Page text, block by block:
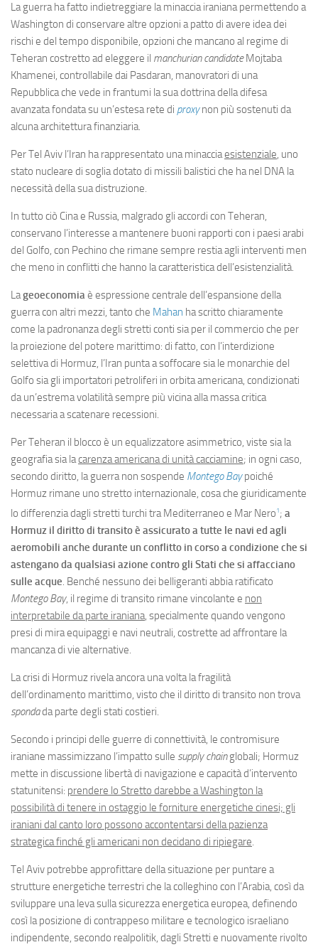
La guerra ha fatto indietreggiare la minaccia iraniana permettendo a
Washington di conservare altre opzioni a patto di avere idea dei
rischi e del tempo disponibile, opzioni che mancano al regime di
Teheran costretto ad eleggere il manchurian candidateMojtaba
Khamenei, controllabile dai Pasdaran, manovratori di una
Repubblica che vede in frantumi la sua dottrina della difesa
avanzata fondata su un’estesa rete di proxynon più sostenuti da
alcuna architettura finanziaria.
Per Tel Aviv l’Iran ha rappresentato una minacciaesistenziale, uno
stato nucleare di soglia dotato di missili balistici che ha nel DNA la
necessità della sua distruzione.
In tutto ciò Cina e Russia, malgrado gli accordi con Teheran,
conservano l’interesse a mantenere buoni rapporti con i paesi arabi
del Golfo, con Pechino che rimane sempre restia agli interventi men
che meno in conflitti che hanno la caratteristica dell’esistenzialità.
Lageoeconomiaè espressione centrale dell’espansione della
guerra con altri mezzi, tanto che Mahan ha scritto chiaramente
come la padronanza degli stretti conti sia per il commercio che per
la proiezione del potere marittimo: di fatto, con l’interdizione
selettiva di Hormuz, l’Iran punta a soffocare sia le monarchie del
Golfo sia gli importatori petroliferi in orbita americana, condizionati
da un’estrema volatilità sempre più vicina alla massa critica
necessaria a scatenare recessioni.
Per Teheran il blocco è un equalizzatore asimmetrico, viste sia la
geografia sia lacarenza americana di unità cacciamine; in ogni caso,
secondo diritto, la guerra non sospende Montego Baypoiché
Hormuz rimane uno stretto internazionale, cosa che giuridicamente
lo differenzia dagli stretti turchi tra Mediterraneo e Mar Nero1; a
Hormuz il diritto di transito è assicurato a tutte le navi ed agli
aeromobili anche durante un conflitto in corso a condizione che si
astengano da qualsiasi azione contro gli Stati che si affacciano
sulle acque. Benché nessuno dei belligeranti abbia ratificato
Montego Bay, il regime di transito rimane vincolante e non
interpretabile da parte iraniana, specialmente quando vengono
presi di mira equipaggi e navi neutrali, costrette ad affrontare la
mancanza di vie alternative.
La crisi di Hormuz rivela ancora una volta la fragilità
dell’ordinamento marittimo, visto che il diritto di transito non trova
spondada parte degli stati costieri.
Secondo i principi delle guerre di connettività, le contromisure
iraniane massimizzano l’impatto sulle supply chainglobali; Hormuz
mette in discussione libertà di navigazione e capacità d’intervento
statunitensi: prendere lo Stretto darebbe a Washington la
possibilità di tenere in ostaggio le forniture energetiche cinesi; gli
iraniani dal canto loro possono accontentarsi della pazienza
strategica finché gli americani non decidano di ripiegare.
Tel Aviv potrebbe approfittare della situazione per puntare a
strutture energetiche terrestri che la colleghino con l’Arabia, così da
sviluppare una leva sulla sicurezza energetica europea, definendo
così la posizione di contrappeso militare e tecnologico israeliano
indipendente, secondo realpolitik, dagli Stretti e nuovamente rivolto